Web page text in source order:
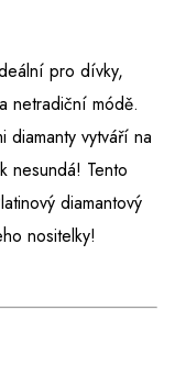
pro dívky,
netradiční módě.
diamanty vytváří na
nesundá! Tento
diamantový
nositelky!